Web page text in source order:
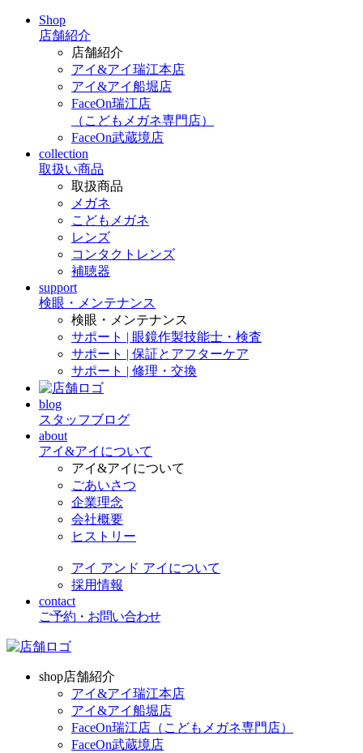
Shop
店舗紹介
店舗紹介
アイ&アイ瑞江本店
アイ&アイ船堀店
FaceOn瑞江店
（こどもメガネ専門店）
FaceOn武蔵境店
collection
取扱い商品
取扱商品
メガネ
こどもメガネ
レンズ
コンタクトレンズ
補聴器
support
検眼・メンテナンス
検眼・メンテナンス
サポート | 眼鏡作製技能士・検査
サポート | 保証とアフターケア
サポート | 修理・交換
blog
スタッフブログ
about
アイ&アイについて
アイ&アイについて
ごあいさつ
企業理念
会社概要
ヒストリー
アイ アンド アイについて
採用情報
contact
ご予約・お問い合わせ
shop店舗紹介
アイ&アイ瑞江本店
アイ&アイ船堀店
FaceOn瑞江店（こどもメガネ専門店）
FaceOn武蔵境店